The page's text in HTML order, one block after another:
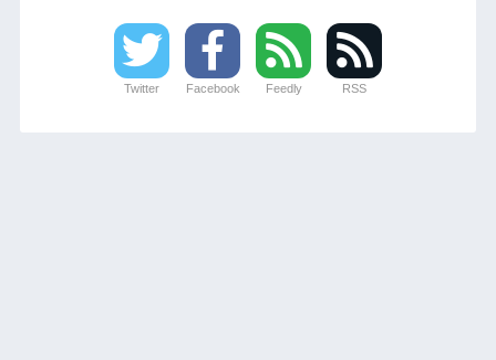
Twitter Facebook Feedly RSS